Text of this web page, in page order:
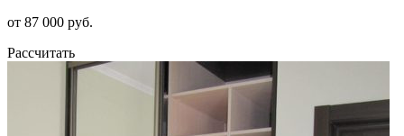
от 87 000 руб.
Рассчитать